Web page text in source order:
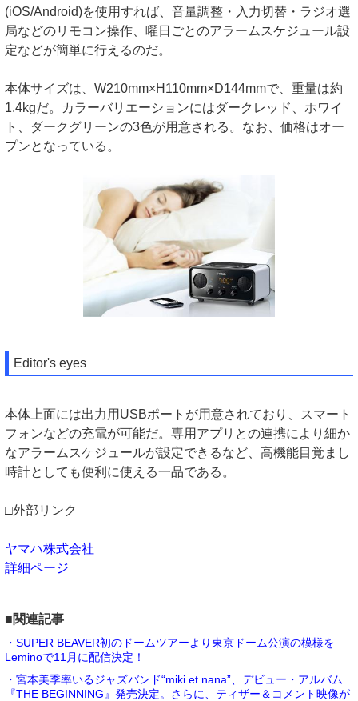
(iOS/Android)を使用すれば、音量調整・入力切替・ラジオ選
局などのリモコン操作、曜日ごとのアラームスケジュール設
定などが簡単に行えるのだ。
本体サイズは、W210mm×H110mm×D144mmで、重量は約
1.4kgだ。カラーバリエーションにはダークレッド、ホワイ
ト、ダークグリーンの3色が用意される。なお、価格はオー
プンとなっている。
Editor's eyes
本体上面には出力用USBポートが用意されており、スマート
フォンなどの充電が可能だ。専用アプリとの連携により細か
なアラームスケジュールが設定できるなど、高機能目覚まし
時計としても便利に使える一品である。
□外部リンク
ヤマハ株式会社
詳細ページ
■関連記事
・SUPER BEAVER初のドームツアーより東京ドーム公演の模様を
Leminoで11月に配信決定！
・宮本美季率いるジャズバンド“miki et nana”、デビュー・アルバム
『THE BEGINNING』発売決定。さらに、ティザー＆コメント映像が